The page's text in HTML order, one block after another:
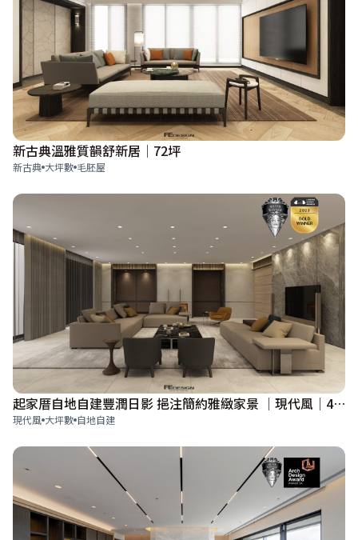
新古典溫雅質韻舒新居│72坪
新古典 大坪數 毛胚屋
起家厝自地自建豐潤日影 挹注簡約雅緻家景 │現代風│400坪
現代風 大坪數 自地自建